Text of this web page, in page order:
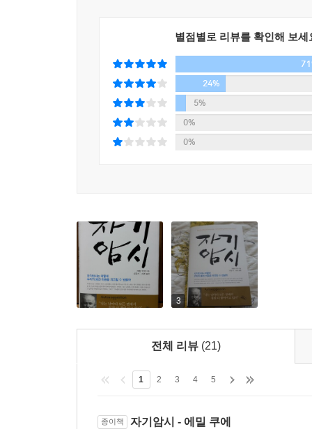
별점별로 리뷰를 확인해 보세
24%
5%
0%
0%
3
전체 리뷰 (21)
1 2 3 4 5
종이책 자기암시 - 에밀 쿠에